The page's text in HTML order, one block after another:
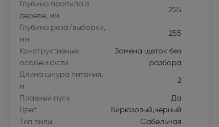
Глубина пропила в
дереве, мм
255
Глубина реза/выборки,
мм
255
Конструктивные
особенности
Замена щеток без
разбора
Длина шнура питания,
м
2
Плавный пуск
Да
Цвет
Бирюзовый,черный
Тип пилы
Сабельная